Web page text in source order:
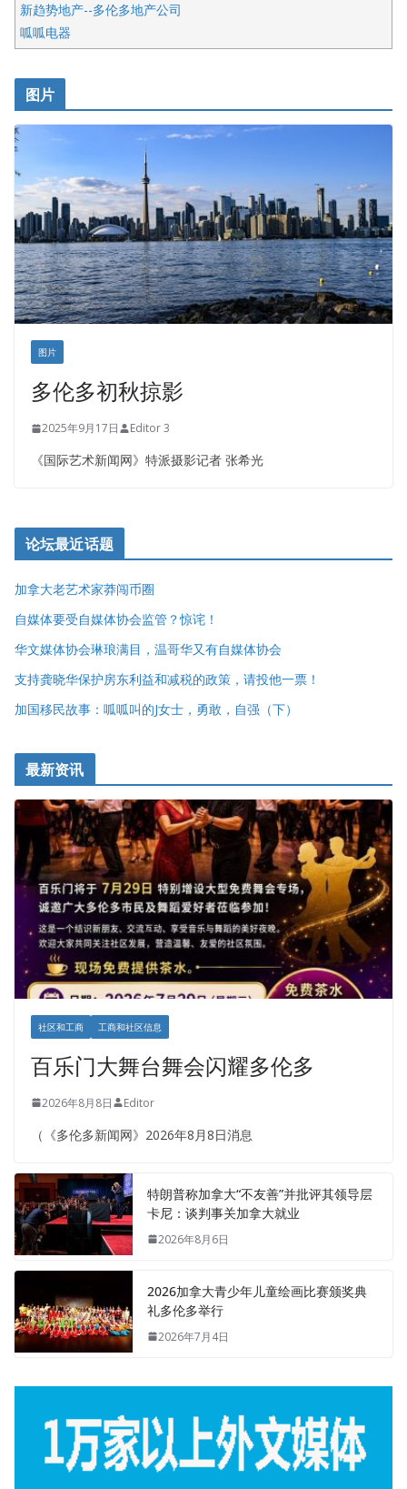
新趋势地产--多伦多地产公司
呱呱电器
皇后金融集团
铁木尔商业注册服务
图片
图片
多伦多初秋掠影
2025年9月17日 Editor 3
《国际艺术新闻网》特派摄影记者 张希光
论坛最近话题
加拿大老艺术家莽闯币圈
自媒体要受自媒体协会监管？惊诧！
华文媒体协会琳琅满目，温哥华又有自媒体协会
支持龚晓华保护房东利益和减税的政策，请投他一票！
加国移民故事：呱呱叫的J女士，勇敢，自强（下）
最新资讯
社区和工商 工商和社区信息
百乐门大舞台舞会闪耀多伦多
2026年8月8日 Editor
（《多伦多新闻网》2026年8月8日消息
特朗普称加拿大“不友善”并批评其领导层
卡尼：谈判事关加拿大就业
2026年8月6日
2026加拿大青少年儿童绘画比赛颁奖典
礼多伦多举行
2026年7月4日